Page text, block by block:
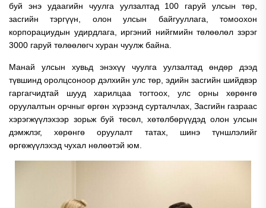
буй энэ удаагийн чуулга уулзалтад 100 гаруй улсын төр,
засгийн тэргүүн, олон улсын байгууллага, томоохон
корпорациудын удирдлага, иргэний нийгмийн төлөөлөл зэрэг
3000 гаруй төлөөлөгч хуран чуулж байна.
Манай улсын хувьд энэхүү чуулга уулзалтад өндөр дээд
түвшинд оролцсоноор дэлхийн улс төр, эдийн засгийн шийдвэр
гаргагчидтай шууд харилцаа тогтоох, улс орны хөрөнгө
оруулалтын орчныг өргөн хүрээнд сурталчлах, Засгийн газраас
хэрэгжүүлэхээр зорьж буй төсөл, хөтөлбөрүүдэд олон улсын
дэмжлэг, хөрөнгө оруулалт татах, шинэ түншлэлийг
өргөжүүлэхэд чухал нөлөөтэй юм.